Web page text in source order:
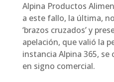
Alpina Productos
a este fallo, la última,
‘brazos cruzados’ y
apelación, que valió la
instancia Alpina 365,
en signo comercial.